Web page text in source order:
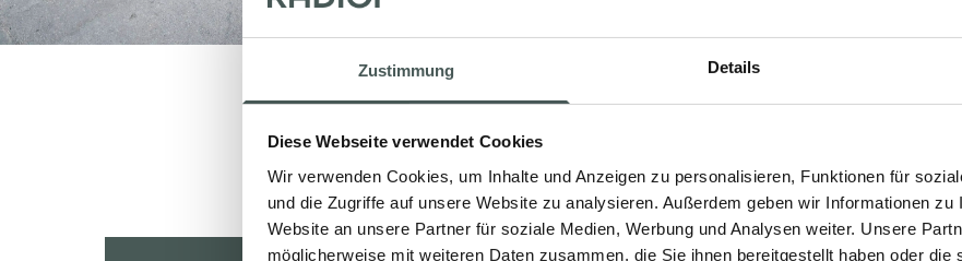
Zustimmung Details
Diese Webseite verwendet Cookies
Wir verwenden Cookies, um Inhalte und Anzeigen zu personalisieren, Funktionen für
und die Zugriffe auf unsere Website zu analysieren. Außerdem geben wir Informationen zu
Website an unsere Partner für soziale Medien, Werbung und Analysen weiter. Unsere
möglicherweise mit weiteren Daten zusammen, die Sie ihnen bereitgestellt haben oder die